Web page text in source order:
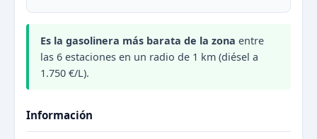
Es la gasolinera más barata de la zona entre
las 6 estaciones en un radio de 1 km (diésel a
1.750 €/L).
Información